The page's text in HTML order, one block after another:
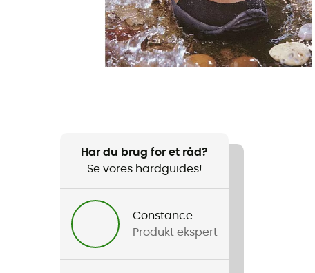
Har du brug for et råd?
Se vores hardguides!
Constance
Produkt ekspert